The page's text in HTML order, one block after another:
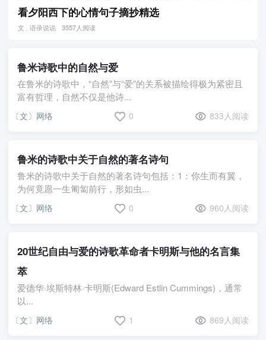
看夕阳西下的心情句子摘抄精选
文 . 语录说说 3557人阅读
鲁米诗歌中的自然与爱
在鲁米的诗歌中，“自然”与“爱”的关系被描绘得极为紧密且
富有哲理，自然不仅是他诗...
〔文〕网络 0 833人阅读
鲁米的诗歌中关于自然的著名诗句
鲁米的诗歌中关于自然的著名诗句包括：1：你生而有翼，
为何竟愿一生匍匐前行，形如虫...
〔文〕网络 0 960人阅读
20世纪自由与爱的诗歌革命者卡明斯与他的名言集
萃
爱德华·埃斯特林·卡明斯(Edward Estlin Cummings)，通常
以...
〔文〕网络 1 869人阅读